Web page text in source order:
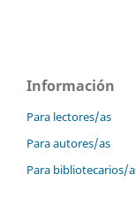
Información
Para lectores/as
Para autores/as
Para bibliotecarios/